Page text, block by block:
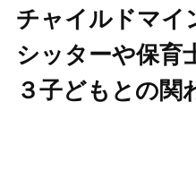
チャイルドマイ
シッターや保育
３子どもとの関